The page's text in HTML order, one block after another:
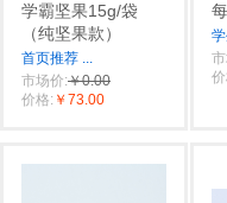
学霸坚果15g/袋
（纯坚果款）
首页推荐 ...
市场价:￥0.00
价格: ￥73.00